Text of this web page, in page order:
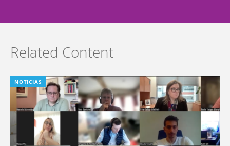
Related Content
NOTICIAS